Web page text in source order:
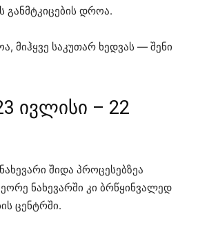
განმტკიცების დროა.
მიჰყვე საკუთარ ხედვას — შენი
ივლისი – 22
შიდა პროცესებზეა
ნახევარში კი ბრწყინვალედ
ცენტრში.